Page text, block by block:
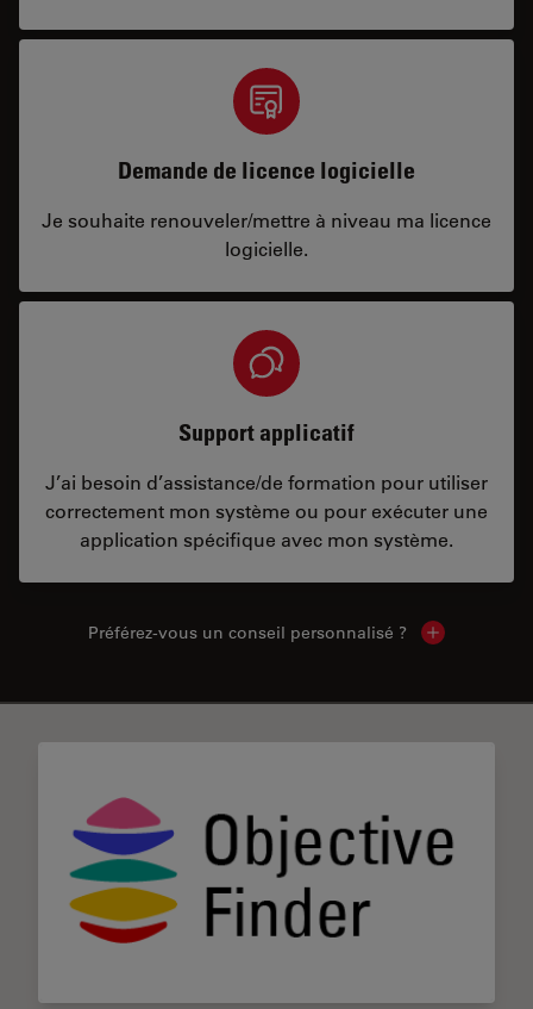
Demande de licence logicielle
Je souhaite renouveler/mettre à niveau ma licence
logicielle.
Support applicatif
J’ai besoin d’assistance/de formation pour utiliser
correctement mon système ou pour exécuter une
application spécifique avec mon système.
Préférez-vous un conseil personnalisé ? Show local